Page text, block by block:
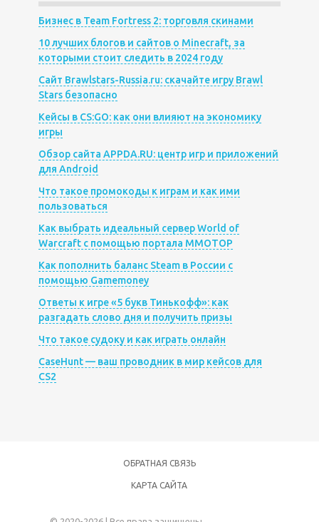
Бизнес в Team Fortress 2: торговля скинами
10 лучших блогов и сайтов о Minecraft, за
которыми стоит следить в 2024 году
Сайт Brawlstars-Russia.ru: скачайте игру Brawl
Stars безопасно
Кейсы в CS:GO: как они влияют на экономику
игры
Обзор сайта APPDA.RU: центр игр и приложений
для Android
Что такое промокоды к играм и как ими
пользоваться
Как выбрать идеальный сервер World of
Warcraft с помощью портала MMOTOP
Как пополнить баланс Steam в России с
помощью Gamemoney
Ответы к игре «5 букв Тинькофф»: как
разгадать слово дня и получить призы
Что такое судоку и как играть онлайн
CaseHunt — ваш проводник в мир кейсов для
CS2
ОБРАТНАЯ СВЯЗЬ
КАРТА САЙТА